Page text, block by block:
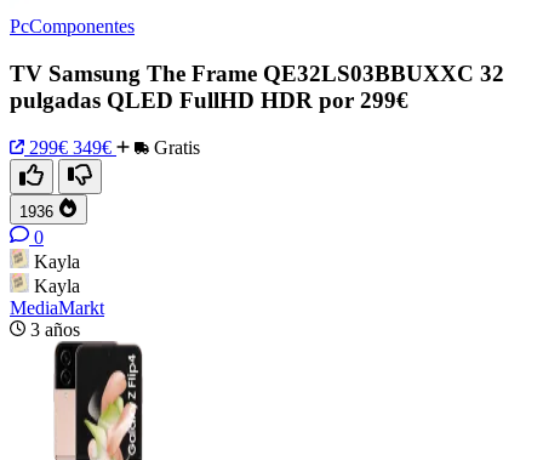
PcComponentes
TV Samsung The Frame QE32LS03BBUXXC 32
pulgadas QLED FullHD HDR por 299€
299€ 349€ Gratis
1936
0
Kayla
Kayla
MediaMarkt
3 años